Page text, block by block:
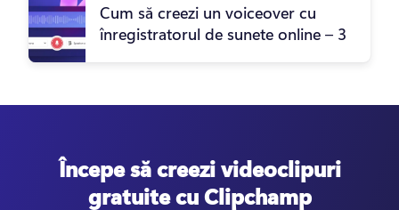
Cum să creezi un voiceover cu
înregistratorul de sunete online – 3
Începe să creezi videoclipuri
gratuite cu Clipchamp